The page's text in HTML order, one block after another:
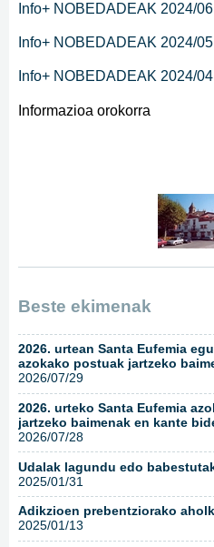
Info+ NOBEDADEAK 2024/06
Info+ NOBEDADEAK 2024/05
Info+ NOBEDADEAK 2024/04
Informazioa orokorra
Beste ekimenak
2026. urtean Santa Eufemia
azokako postuak jartzeko
2026/07/29
2026. urteko Santa Eufemia
jartzeko baimenak en kante
2026/07/28
Udalak lagundu edo
2025/01/31
Adikzioen prebentziorako
2025/01/13